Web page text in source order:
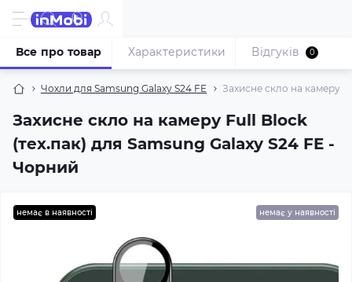
Чохли для Samsung Galaxy S24 FE Захисне скло на камеру
Захисне скло на камеру Full Block
(тех.пак) для Samsung Galaxy S24 FE -
Чорний
Все про товар Характеристики Відгуків 0
немає в наявності немає у наявності